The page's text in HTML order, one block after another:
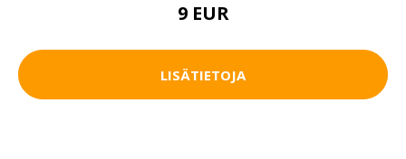
9 EUR
LISÄTIETOJA